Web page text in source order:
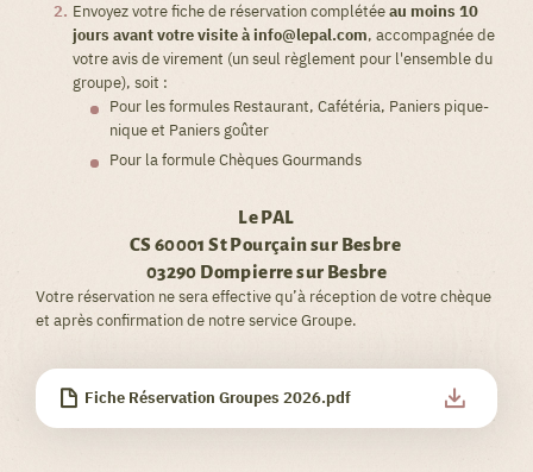
Envoyez votre fiche de réservation complétéeau moins 10
jours avant votre visite à info@lepal.com, accompagnée de
votre avis de virement (un seul règlement pour l'ensemble du
groupe), soit :
Pour les formules Restaurant, Cafétéria, Paniers pique-
nique et Paniers goûter
Pour la formule Chèques Gourmands
Le PAL
CS 60001 St Pourçain sur Besbre
03290 Dompierre sur Besbre
Votre réservation ne sera effective qu’à réception de votre chèque
et après confirmation de notre service Groupe.
Fiche Réservation Groupes 2026.pdf